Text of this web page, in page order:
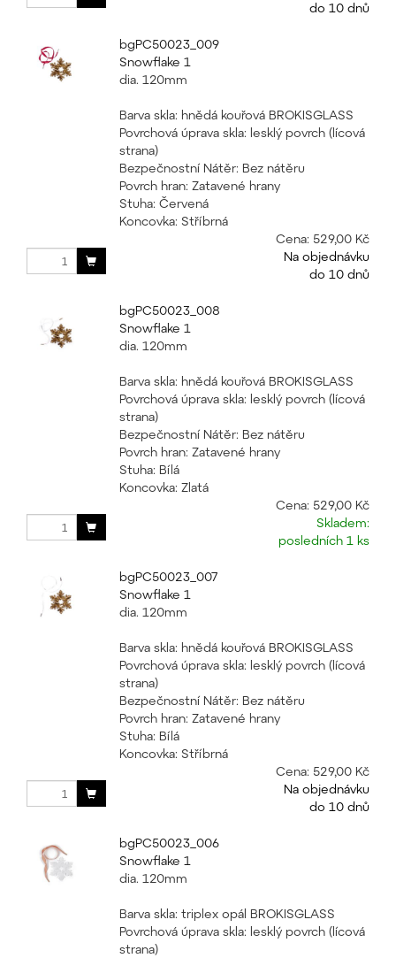
do 10 dnů
bgPC50023_009
Snowflake 1
dia. 120mm
Barva skla: hnědá kouřová BROKISGLASS
Povrchová úprava skla: lesklý povrch (lícová
strana)
Bezpečnostní Nátěr: Bez nátěru
Povrch hran: Zatavené hrany
Stuha: Červená
Koncovka: Stříbrná
Cena: 529,00 Kč
Na objednávku
do 10 dnů
bgPC50023_008
Snowflake 1
dia. 120mm
Barva skla: hnědá kouřová BROKISGLASS
Povrchová úprava skla: lesklý povrch (lícová
strana)
Bezpečnostní Nátěr: Bez nátěru
Povrch hran: Zatavené hrany
Stuha: Bílá
Koncovka: Zlatá
Cena: 529,00 Kč
Skladem:
posledních 1 ks
bgPC50023_007
Snowflake 1
dia. 120mm
Barva skla: hnědá kouřová BROKISGLASS
Povrchová úprava skla: lesklý povrch (lícová
strana)
Bezpečnostní Nátěr: Bez nátěru
Povrch hran: Zatavené hrany
Stuha: Bílá
Koncovka: Stříbrná
Cena: 529,00 Kč
Na objednávku
do 10 dnů
bgPC50023_006
Snowflake 1
dia. 120mm
Barva skla: triplex opál BROKISGLASS
Povrchová úprava skla: lesklý povrch (lícová
strana)